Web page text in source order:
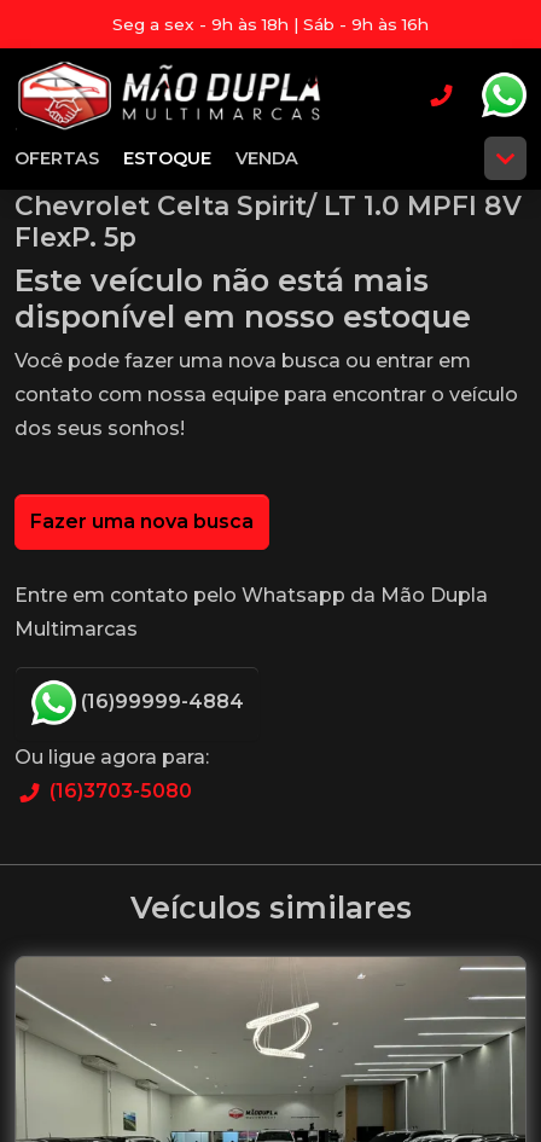
Seg a sex - 9h às 18h | Sáb - 9h às 16h
OFERTAS ESTOQUE VENDA
Chevrolet Celta Spirit/ LT 1.0 MPFI 8V
FlexP. 5p
Este veículo não está mais
disponível em nosso estoque
Você pode fazer uma nova busca ou entrar em
contato com nossa equipe para encontrar o veículo
dos seus sonhos!
Fazer uma nova busca
Entre em contato pelo Whatsapp da Mão Dupla
Multimarcas
(16)99999-4884
Ou ligue agora para:
(16)3703-5080
Veículos similares